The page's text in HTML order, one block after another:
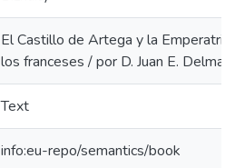
El Castillo de Artega y la Emperatriz
los franceses / por D. Juan E. Delmas.
Text
info:eu-repo/semantics/book